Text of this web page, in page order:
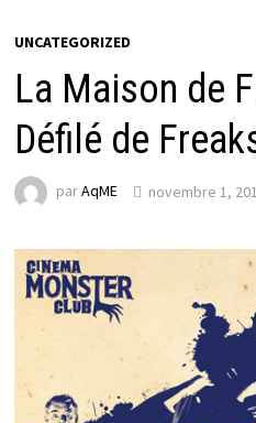
UNCATEGORIZED
La Maison de
Défilé de
parAqME novembre 1,